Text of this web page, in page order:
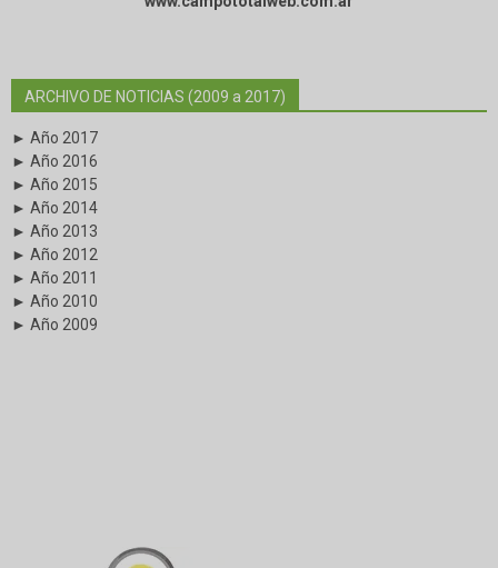
ARCHIVO DE NOTICIAS (2009 a 2017)
► Año 2017
► Año 2016
► Año 2015
► Año 2014
► Año 2013
► Año 2012
► Año 2011
► Año 2010
► Año 2009